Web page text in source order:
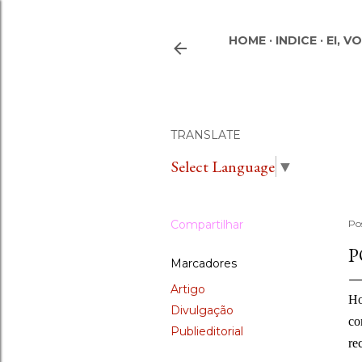
HOME INDICE EI,
TRANSLATE
Select Language ▼
Compartilhar
Marcadores
Artigo
Divulgação
Publieditorial